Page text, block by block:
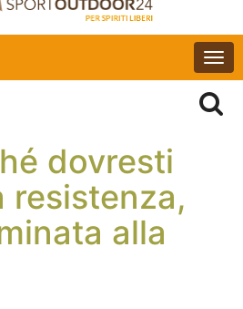
dovresti
resistenza,
alla